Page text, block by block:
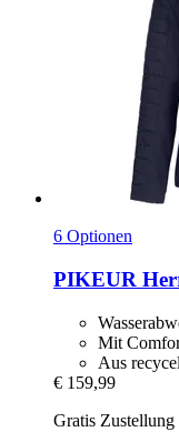
6 Optionen
PIKEUR
Mit
Aus
€ 159,99
Gratis